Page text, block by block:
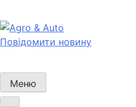
до
вмісту
Новини агротеху та логістики
Повідомити новину
Меню